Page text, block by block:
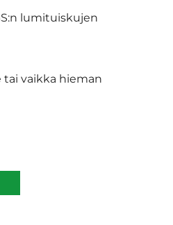
lumituiskujen
vaikka hieman